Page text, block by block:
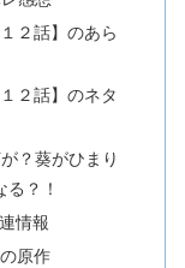
２話】のあら
２話】のネタ
？葵がひまり
？！
情報
原作